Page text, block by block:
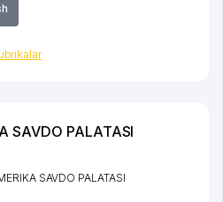
SAVDO PALATASI
SAVDO PALATASI